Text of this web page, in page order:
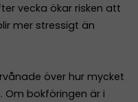
vecka ökar risken att
mer stressigt än
över hur mycket
bokföringen är i